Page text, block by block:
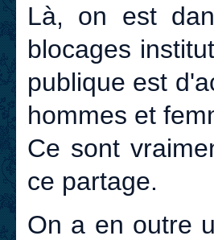
Là, on est
blocages
publique est
hommes et
Ce sont
ce partage.
On a en outre